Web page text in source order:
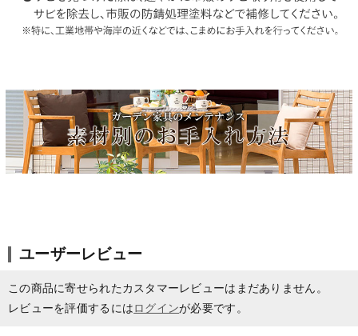
ユーザーレビュー
この商品に寄せられたカスタマーレビューはまだありません。
レビューを評価するにはログインが必要です。